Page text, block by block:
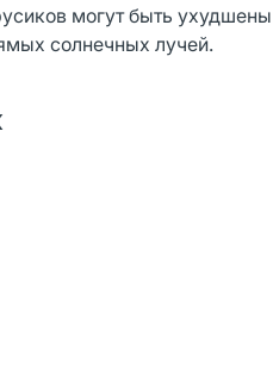
могут быть
солнечных лучей.